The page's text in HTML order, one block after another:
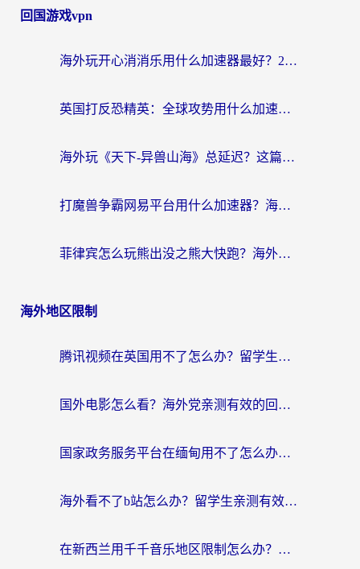
回国游戏vpn
海外玩开心消消乐用什么加速器最好？2026真实体验指南，告别延迟卡顿
英国打反恐精英：全球攻势用什么加速器？2026年实测有效的国服游戏加速指南
海外玩《天下-异兽山海》总延迟？这篇延迟加速器指南帮你告别卡顿（附日本玩Sky光·遇最高警戒解决方案）
打魔兽争霸网易平台用什么加速器？海外党亲测有效的国服游戏加速指南
菲律宾怎么玩熊出没之熊大快跑？海外党国服游戏加速终极攻略（附3款热门游戏实测）
海外地区限制
腾讯视频在英国用不了怎么办？留学生亲测有效的回国加速器指南
国外电影怎么看？海外党亲测有效的回国加速器选择指南
国家政务服务平台在缅甸用不了怎么办？海外华人必看的回国加速全攻略
海外看不了b站怎么办？留学生亲测有效的回国加速器选择攻略，解决豆瓣音乐、美团外卖难题
在新西兰用千千音乐地区限制怎么办？海外华人必备的回国加速解决方案